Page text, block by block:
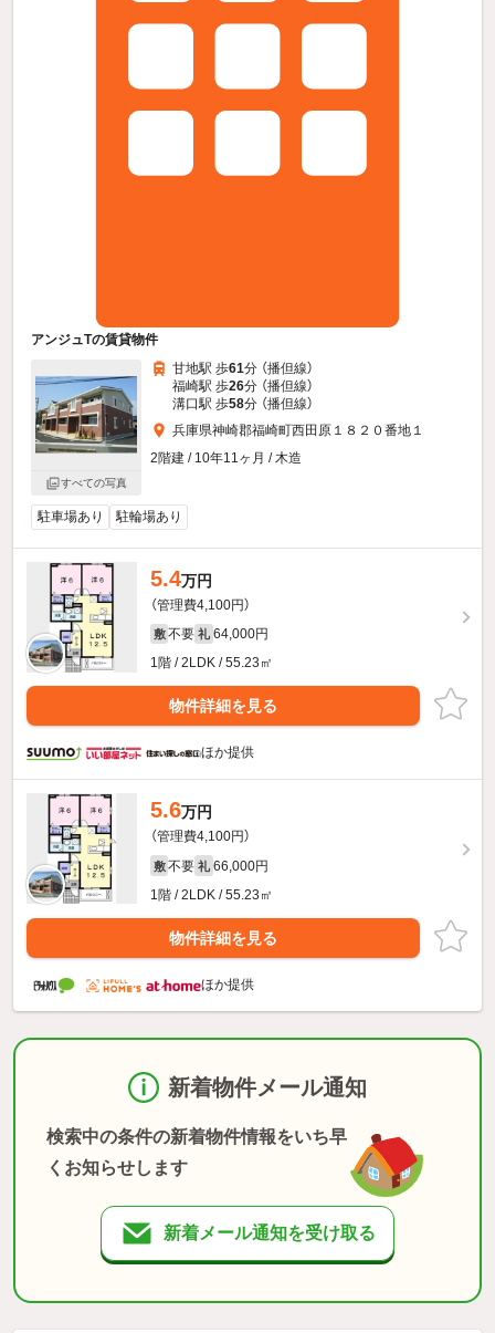
アンジュTの賃貸物件
すべての写真
甘地駅 歩61分 （播但線）
福崎駅 歩26分 （播但線）
溝口駅 歩58分 （播但線）
兵庫県神崎郡福崎町西田原１８２０番地１
2階建 / 10年11ヶ月 / 木造
駐車場あり 駐輪場あり
5.4万円
（管理費4,100円）
敷 不要 礼 64,000円
1階 / 2LDK / 55.23㎡
物件詳細を見る
ほか提供
5.6万円
（管理費4,100円）
敷 不要 礼 66,000円
1階 / 2LDK / 55.23㎡
物件詳細を見る
ほか提供
新着物件メール通知
検索中の条件の新着物件情報をいち早
くお知らせします
新着メール通知を受け取る